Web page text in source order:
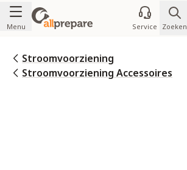
Ga naar de inhoud
Menu Service Zoeken
Stroomvoorziening
Stroomvoorziening Accessoires